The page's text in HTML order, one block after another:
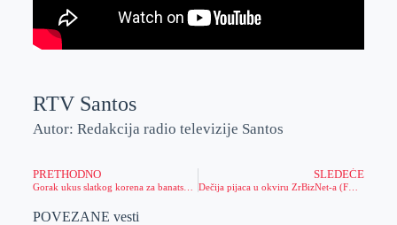
RTV Santos
Autor: Redakcija radio televizije Santos
PRETHODNO
Gorak ukus slatkog korena za banatske paore
SLEDEĆE
POVEZANE vesti